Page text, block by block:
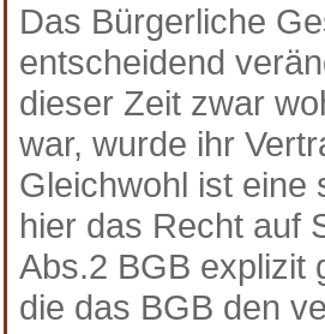
Das Bürgerliche
entscheidend
dieser Zeit zwar
war, wurde ihr
Gleichwohl ist eine
hier das Recht auf
Abs.2 BGB explizit
die das BGB den